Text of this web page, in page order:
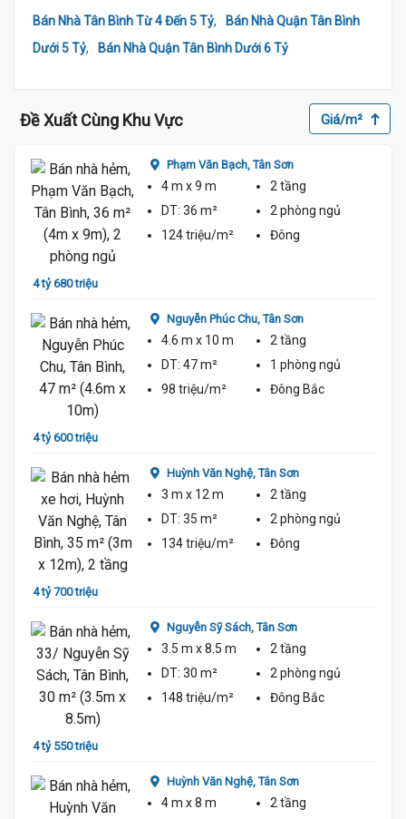
Bán Nhà Tân Bình Từ 4 Đến 5 Tỷ,
Bán Nhà Quận Tân Bình
Dưới 5 Tỷ, Bán Nhà Quận Tân Bình Dưới 6 Tỷ
Đề Xuất Cùng Khu Vực Giá/m²
4 tỷ 680 triệu
Phạm Văn Bạch,Tân Sơn
4 m x 9 m
2 tầng
DT: 36 m² 2 phòng ngủ
124 triệu/m²
Đông
4 tỷ 600 triệu
Nguyễn Phúc Chu,Tân Sơn
4.6 m x 10 m
2 tầng
DT: 47 m² 1 phòng ngủ
98 triệu/m²
Đông Bắc
4 tỷ 700 triệu
Huỳnh Văn Nghệ,Tân Sơn
3 m x 12 m
2 tầng
DT: 35 m² 2 phòng ngủ
134 triệu/m²
Đông
4 tỷ 550 triệu
Nguyễn Sỹ Sách,Tân Sơn
3.5 m x 8.5 m
2 tầng
DT: 30 m² 2 phòng ngủ
148 triệu/m²
Đông Bắc
Huỳnh Văn Nghệ,Tân Sơn
4 m x 8 m
2 tầng